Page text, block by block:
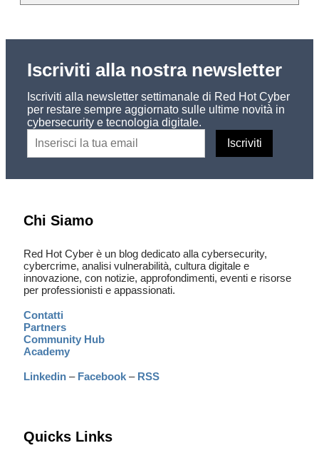
Iscriviti alla nostra newsletter
Iscriviti alla newsletter settimanale di Red Hot Cyber
per restare sempre aggiornato sulle ultime novità in
cybersecurity e tecnologia digitale.
Chi Siamo
Red Hot Cyber è un blog dedicato alla cybersecurity,
cybercrime, analisi vulnerabilità, cultura digitale e
innovazione, con notizie, approfondimenti, eventi e risorse
per professionisti e appassionati.
Contatti
Partners
Community Hub
Academy
Linkedin – Facebook – RSS
Quicks Links